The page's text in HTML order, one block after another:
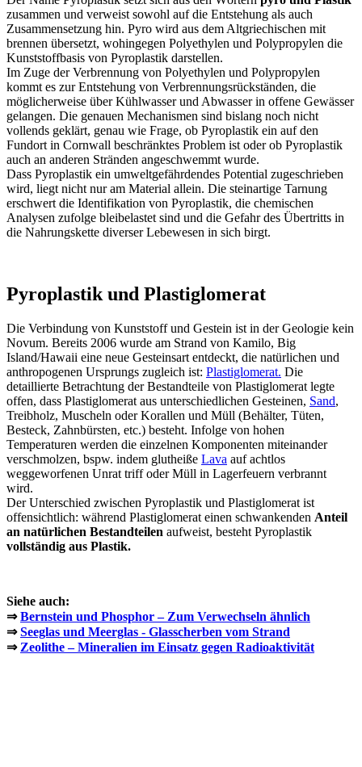
zusammen und verweist sowohl auf die Entstehung als auch
Zusammensetzung hin. Pyro wird aus dem Altgriechischen mit
brennen übersetzt, wohingegen Polyethylen und Polypropylen die
Kunststoffbasis von Pyroplastik darstellen.
Im Zuge der Verbrennung von Polyethylen und Polypropylen
kommt es zur Entstehung von Verbrennungsrückständen, die
möglicherweise über Kühlwasser und Abwasser in offene Gewässer
gelangen. Die genauen Mechanismen sind bislang noch nicht
vollends geklärt, genau wie Frage, ob Pyroplastik ein auf den
Fundort in Cornwall beschränktes Problem ist oder ob Pyroplastik
auch an anderen Stränden angeschwemmt wurde.
Dass Pyroplastik ein umweltgefährdendes Potential zugeschrieben
wird, liegt nicht nur am Material allein. Die steinartige Tarnung
erschwert die Identifikation von Pyroplastik, die chemischen
Analysen zufolge bleibelastet sind und die Gefahr des Übertritts in
die Nahrungskette diverser Lebewesen in sich birgt.
Pyroplastik und Plastiglomerat
Die Verbindung von Kunststoff und Gestein ist in der Geologie kein
Novum. Bereits 2006 wurde am Strand von Kamilo, Big
Island/Hawaii eine neue Gesteinsart entdeckt, die natürlichen und
anthropogenen Ursprungs zugleich ist: Plastiglomerat. Die
detaillierte Betrachtung der Bestandteile von Plastiglomerat legte
offen, dass Plastiglomerat aus unterschiedlichen Gesteinen, Sand,
Treibholz, Muscheln oder Korallen und Müll (Behälter, Tüten,
Besteck, Zahnbürsten, etc.) besteht. Infolge von hohen
Temperaturen werden die einzelnen Komponenten miteinander
verschmolzen, bspw. indem glutheiße Lava auf achtlos
weggeworfenen Unrat triff oder Müll in Lagerfeuern verbrannt
wird.
Der Unterschied zwischen Pyroplastik und Plastiglomerat ist
offensichtlich: während Plastiglomerat einen schwankenden Anteil
an natürlichen Bestandteilen aufweist, besteht Pyroplastik
vollständig aus Plastik.
Siehe auch:
⇒Bernstein und Phosphor – Zum Verwechseln ähnlich
⇒Seeglas und Meerglas - Glasscherben vom Strand
⇒ Zeolithe – Mineralien im Einsatz gegen Radioaktivität